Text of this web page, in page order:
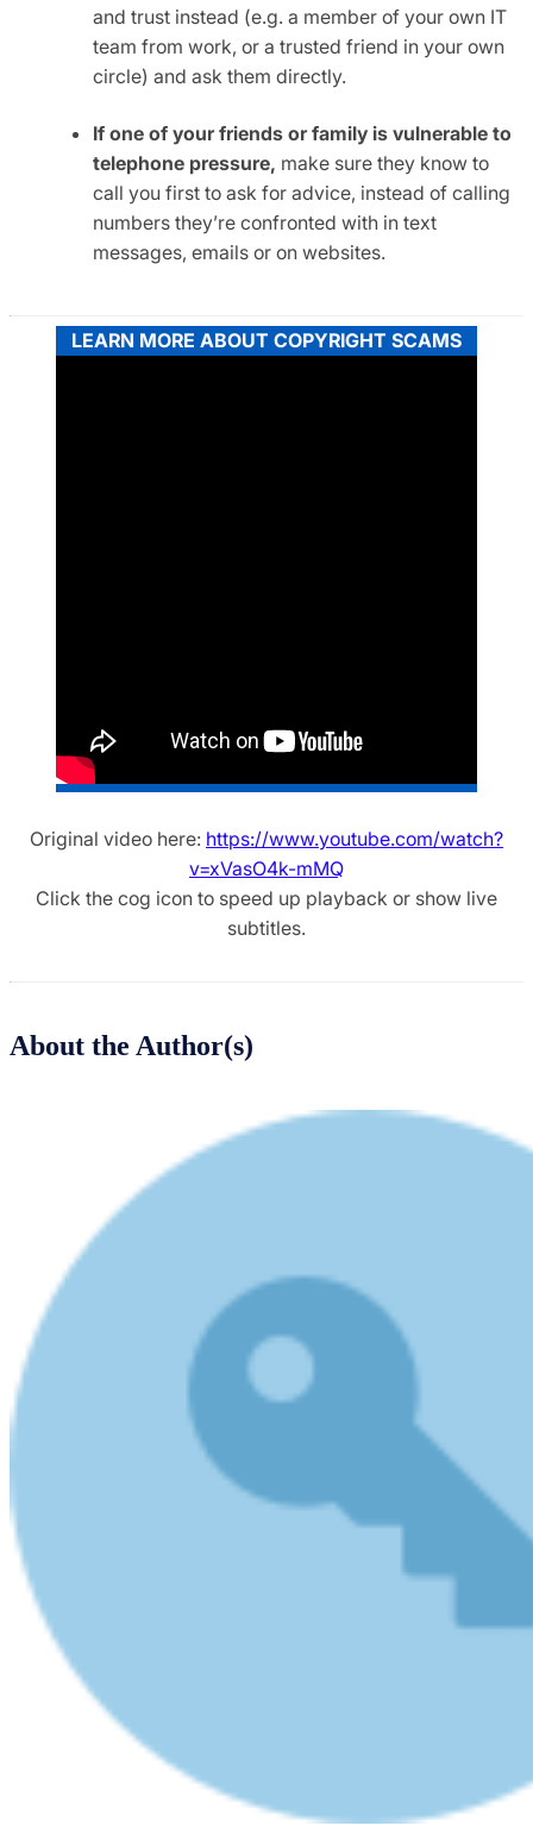
and trust instead (e.g. a member of your own IT
team from work, or a trusted friend in your own
circle) and ask them directly.
If one of your friends or family is vulnerable to
telephone pressure, make sure they know to
call you first to ask for advice, instead of calling
numbers they’re confronted with in text
messages, emails or on websites.
LEARN MORE ABOUT COPYRIGHT SCAMS
Original video here: https://www.youtube.com/watch?
v=xVasO4k-mMQ
Click the cog icon to speed up playback or show live
subtitles.
About the Author(s)